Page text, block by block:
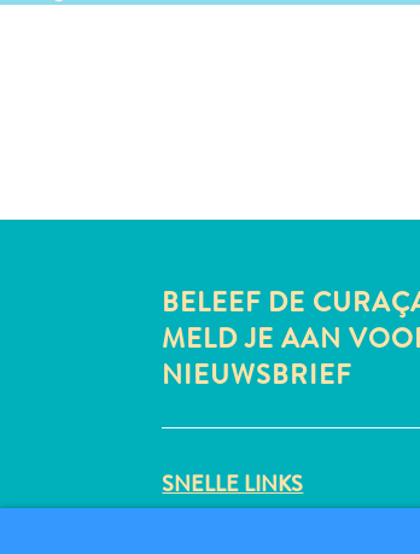
BELEEF DE
MELD JE AAN
NIEUWSBRIEF
SNELLE LINKS